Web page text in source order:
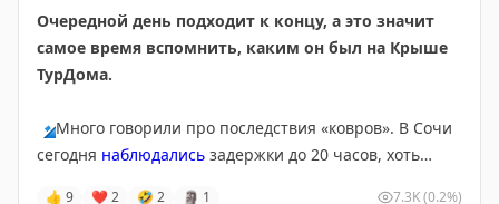
Очередной день подходит к концу, а это значит
самое время вспомнить, каким он был на Крыше
ТурДома.
🔹Много говорили про последствия «ковров». В Сочи
сегодня наблюдались задержки до 20 часов, хоть
👍 9 ❤ 2 🤣 2 🗿 1 7.3K(0.2%)